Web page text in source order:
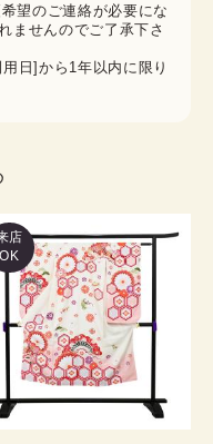
望のご連絡が必要にな
ませんのでご了承下さ
日]から1年以内に限り
店
OK